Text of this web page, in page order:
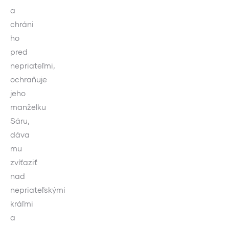
a
chráni
ho
pred
nepriateľmi,
ochraňuje
jeho
manželku
Sáru,
dáva
mu
zvíťaziť
nad
nepriateľskými
kráľmi
a